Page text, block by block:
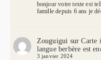
bonjour votre texte est
famille depuis 6 ans je
Zouguigui surCarte
langue berbère est
3 janvier 2024